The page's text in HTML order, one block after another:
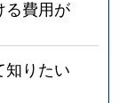
る費用が
知りたい